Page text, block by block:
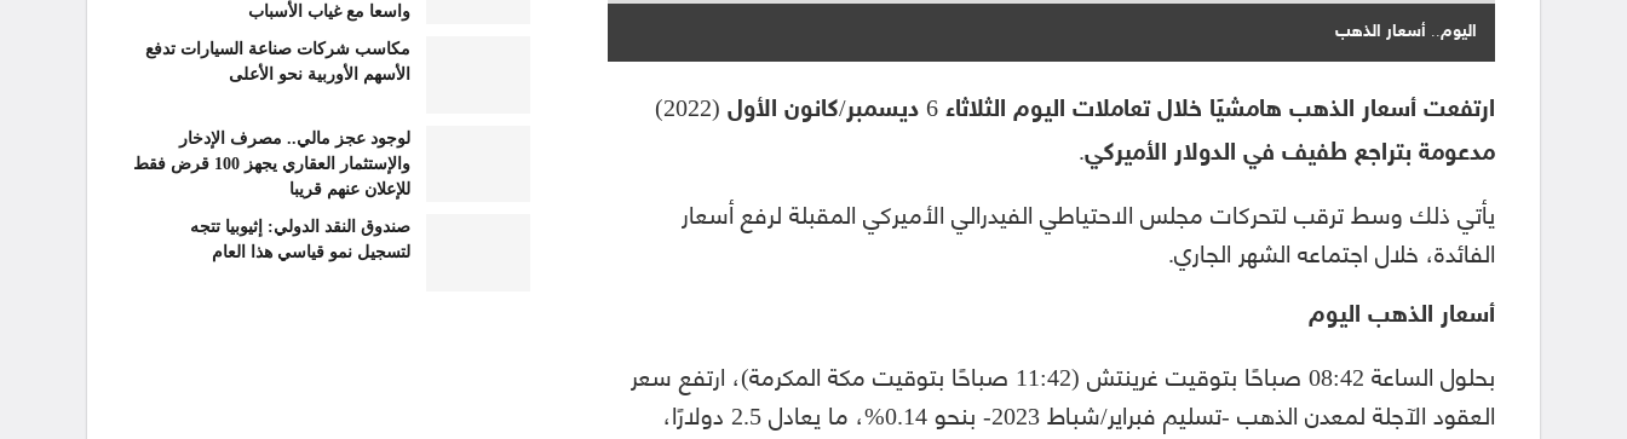
اليوم.. أسعار الذهب
ارتفعت أسعار الذهب هامشيًا خلال تعاملات اليوم الثلاثاء 6 ديسمبر/كانون الأول (2022)
مدعومة بتراجع طفيف في الدولار الأميركي.
يأتي ذلك وسط ترقب لتحركات مجلس الاحتياطي الفيدرالي الأميركي المقبلة لرفع أسعار
الفائدة، خلال اجتماعه الشهر الجاري.
أسعار الذهب اليوم
بحلول الساعة 08:42 صباحًا بتوقيت غرينتش (11:42 صباحًا بتوقيت مكة المكرمة)، ارتفع سعر
العقود الآجلة لمعدن الذهب -تسليم فبراير/شباط 2023- بنحو 0.14%، ما يعادل 2.5 دولارًا،
واسعا مع غياب الأسباب
مكاسب شركات صناعة السيارات تدفع
الأسهم الأوربية نحو الأعلى
لوجود عجز مالي.. مصرف الإدخار
والإستثمار العقاري يجهز 100 قرض فقط
للإعلان عنهم قريبا
صندوق النقد الدولي: إثيوبيا تتجه
لتسجيل نمو قياسي هذا العام